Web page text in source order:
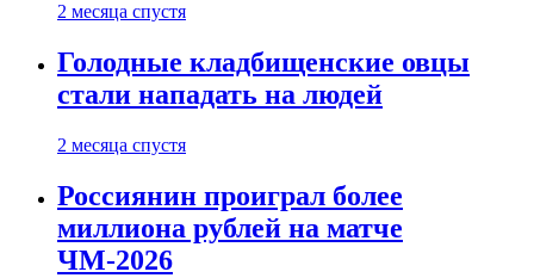
2 месяца спустя
Голодные кладбищенские овцы
стали нападать на людей
2 месяца спустя
Россиянин проиграл более
миллиона рублей на матче
ЧМ-2026